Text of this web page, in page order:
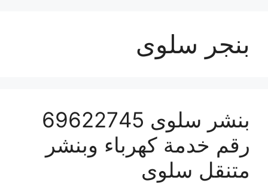
بنجر سلوى
بنشر سلوى 69622745
رقم خدمة كهرباء وبنشر
متنقل سلوى